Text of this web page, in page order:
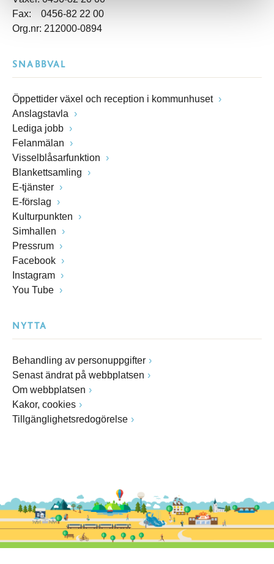
Fax: 0456-82 22 00
Org.nr: 212000-0894
SNABBVAL
Öppettider växel och reception i kommunhuset
Anslagstavla
Lediga jobb
Felanmälan
Visselblåsarfunktion
Blankettsamling
E-tjänster
E-förslag
Kulturpunkten
Simhallen
Pressrum
Facebook
Instagram
You Tube
NYTTA
Behandling av personuppgifter
Senast ändrat på webbplatsen
Om webbplatsen
Kakor, cookies
Tillgänglighetsredogörelse